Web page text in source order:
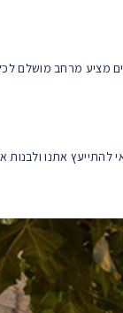
מציע מרחב מושלם
להתייעץ אתנו